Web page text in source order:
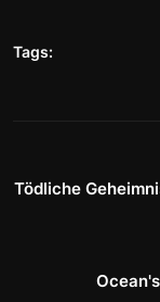
Tags:
Tödliche